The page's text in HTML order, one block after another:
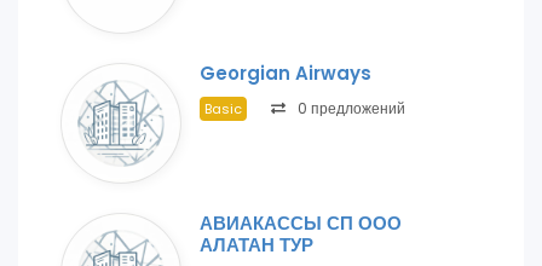
Georgian Airways
Basic 0 предложений
АВИАКАССЫ СП ООО
АЛАТАН ТУР